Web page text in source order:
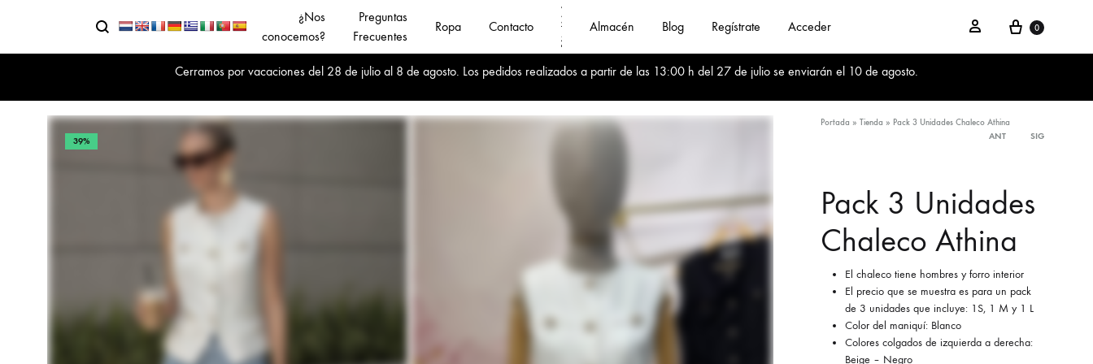
Cerramos por vacaciones del 28 de julio al 8 de agosto. Los pedidos realizados a partir de las 13:00 h del 27 de julio se enviarán el 10 de agosto.
Menu Buscar
¿Nos
conocemos?
Preguntas
Frecuentes
Ropa Contacto
Fanny
Jin
❤️
Mayoristas
Compra
Online
al
por
de
al
Almacén Blog Regístrate Acceder Acceder Cesta
0
39%
Portada » Tienda » Pack 3 Unidades Chaleco Athina
Product
ANT SIG
Pack 3 Unidades
Chaleco Athina
El chaleco tiene hombres y forro interior
El precio que se muestra es para un pack
de 3 unidades que incluye: 1S, 1 M y 1 L
Color del maniquí: Blanco
Colores colgados de izquierda a derecha:
Beige – Negro